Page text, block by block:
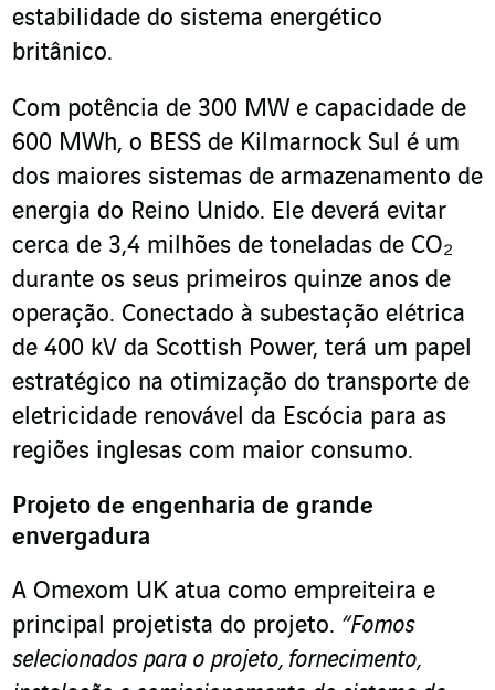
estabilidade do sistema energético
britânico.
Com potência de 300 MW e capacidade de
600 MWh, o BESS de Kilmarnock Sul é um
dos maiores sistemas de armazenamento de
energia do Reino Unido. Ele deverá evitar
cerca de 3,4 milhões de toneladas de CO₂
durante os seus primeiros quinze anos de
operação. Conectado à subestação elétrica
de 400 kV da Scottish Power, terá um papel
estratégico na otimização do transporte de
eletricidade renovável da Escócia para as
regiões inglesas com maior consumo.
Projeto de engenharia de grande
envergadura
A Omexom UK atua como empreiteira e
principal projetista do projeto. “Fomos
selecionados para o projeto, fornecimento,